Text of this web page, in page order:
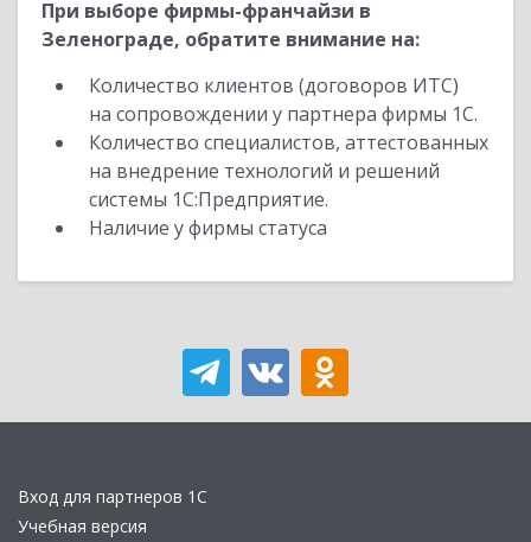
При выборе фирмы-франчайзи в
Зеленограде, обратите внимание на:
Количество клиентов (договоров ИТС)
на сопровождении у партнера фирмы 1С.
Количество специалистов, аттестованных
на внедрение технологий и решений
системы 1С:Предприятие.
Наличие у фирмы статуса
Вход для партнеров 1С
Учебная версия